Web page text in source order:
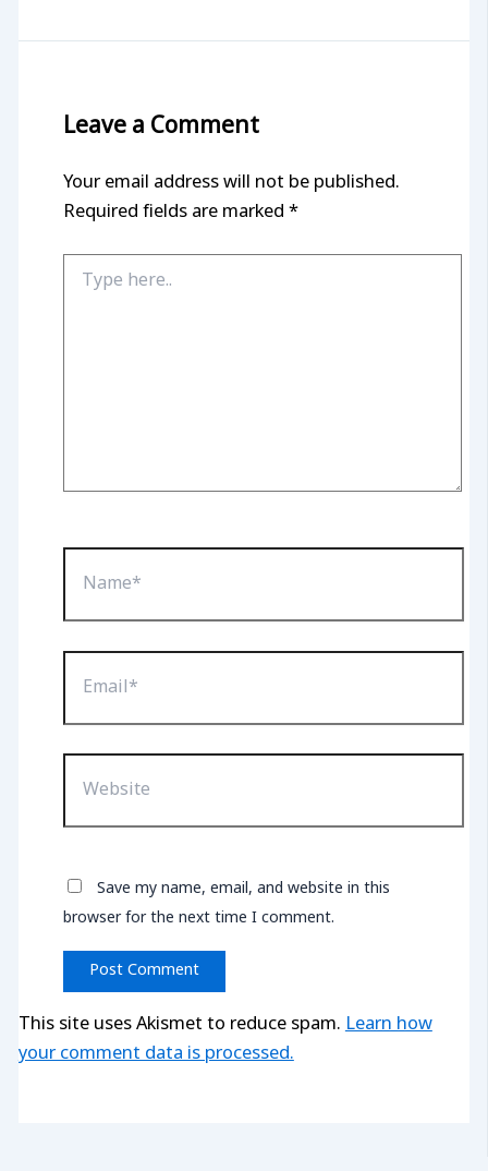
Leave a Comment
Your email address will not be published.
Required fields are marked *
here..
Email*
Website
Save my name, email, and website in this
browser for the next time I comment.
This site uses Akismet to reduce spam.Learn how
your comment data is processed.